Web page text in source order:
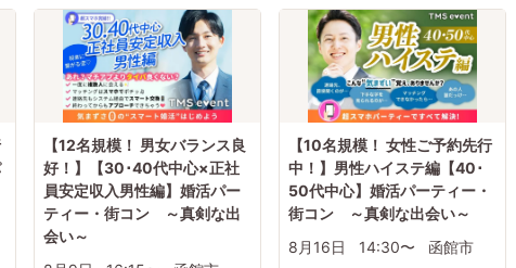
【12名規模！ 男女バランス良
好！】【30･40代中心×正社
員安定収入男性編】婚活パー
ティー・街コン ～真剣な出
会い～
【10名規模！ 女性ご予約先行
中！】男性ハイステ編【40･
50代中心】婚活パーティー・
街コン ～真剣な出会い～
8月16日
14:30〜 函館市